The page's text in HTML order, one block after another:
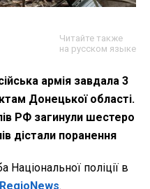
Читайте также
на русском языке
армія завдала 3
Донецької області.
РФ загинули шестеро
дістали поранення
Національної поліції в
RegioNews.